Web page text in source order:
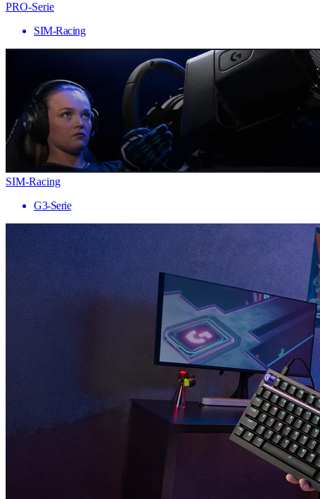
PRO-Serie
SIM-Racing
SIM-Racing
G3-Serie